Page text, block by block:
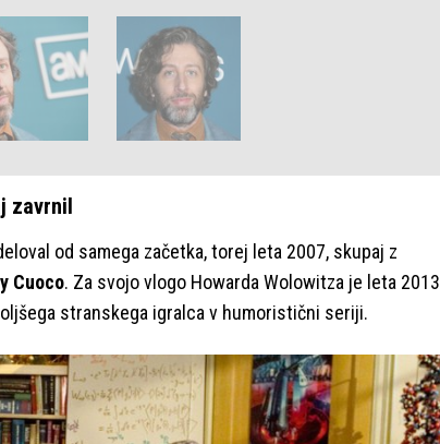
zavrnil
od samega začetka, torej leta 2007, skupaj z
Cuoco. Za svojo vlogo Howarda Wolowitza je leta 2013
stranskega igralca v humoristični seriji.